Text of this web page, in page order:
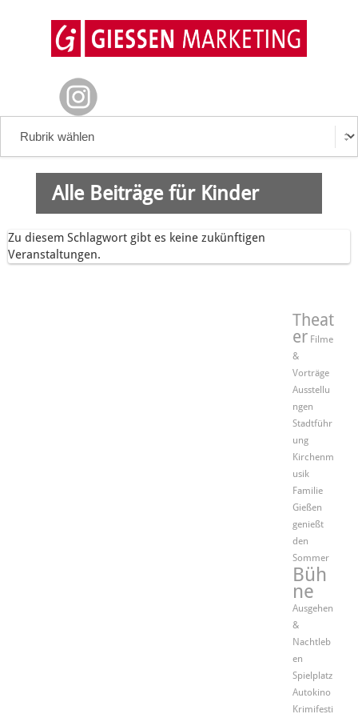
Alle Beiträge für Kinder
Zu diesem Schlagwort gibt es keine zukünftigen
Veranstaltungen.
Theat
er Filme
&
Vorträge
Ausstellu
ngen
Stadtführ
ung
Kirchenm
usik
Familie
Gießen
genießt
den
Sommer
Büh
ne
Ausgehen
&
Nachtleb
en
Spielplatz
Autokino
Krimifesti